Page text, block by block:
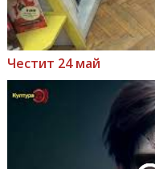
Честит 24 май